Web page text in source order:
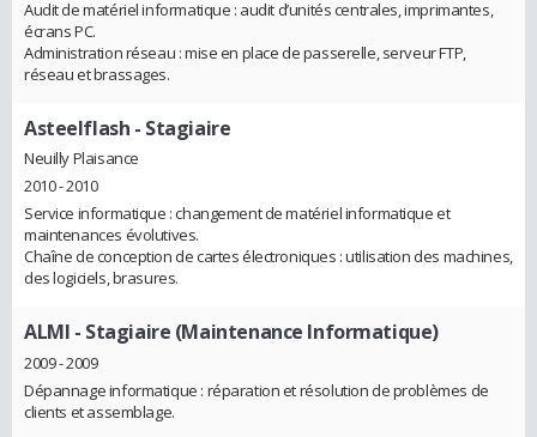
Audit de matériel informatique : audit d’unités centrales, imprimantes,
écrans PC.
Administration réseau : mise en place de passerelle, serveur FTP,
réseau et brassages.
Asteelflash - Stagiaire
Neuilly Plaisance
2010 - 2010
Service informatique : changement de matériel informatique et
maintenances évolutives.
Chaîne de conception de cartes électroniques : utilisation des machines,
des logiciels, brasures.
ALMI - Stagiaire (Maintenance Informatique)
2009 - 2009
Dépannage informatique : réparation et résolution de problèmes de
clients et assemblage.